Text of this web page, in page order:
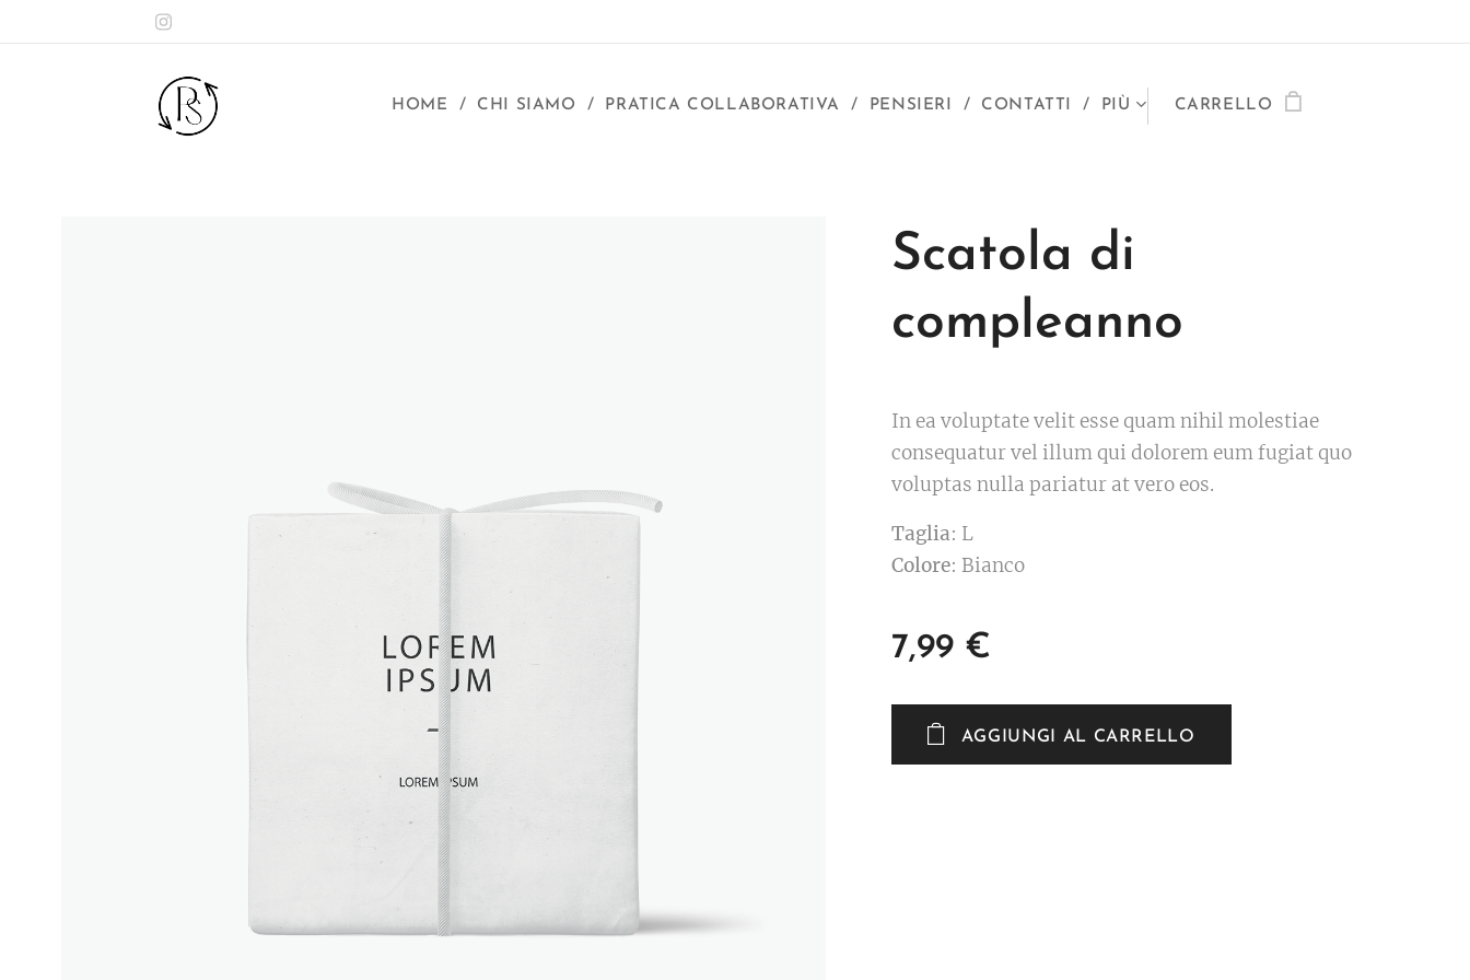
HOME CHI SIAMO PRATICA COLLABORATIVA PENSIERI CONTATTI PIÙ CARRELLO
Scatola di
compleanno
In ea voluptate velit esse quam nihil molestiae
consequatur vel illum qui dolorem eum fugiat quo
voluptas nulla pariatur at vero eos.
Taglia: L
Colore: Bianco
7,99 €
AGGIUNGI AL CARRELLO